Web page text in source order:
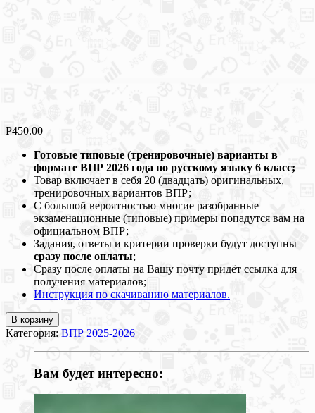
Р450.00
Готовые типовые (тренировочные) варианты в
формате ВПР 2026 года по русскому языку 6 класс;
Товар включает в себя 20 (двадцать) оригинальных,
тренировочных вариантов ВПР;
С большой вероятностью многие разобранные
экзаменационные (типовые) примеры попадутся вам на
официальном ВПР;
Задания, ответы и критерии проверки будут доступны
сразу после оплаты;
Сразу после оплаты на Вашу почту придёт ссылка для
получения материалов;
Инструкция по скачиванию материалов.
В корзину
Категория: ВПР 2025-2026
Вам будет интересно: